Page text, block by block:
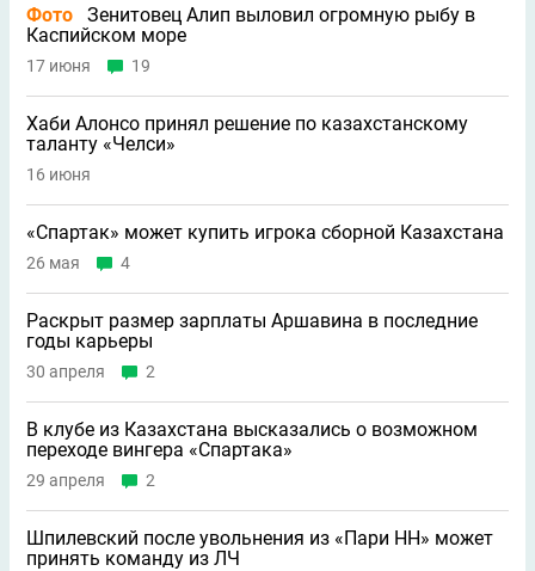
Фото
Зенитовец Алип выловил огромную рыбу в
Каспийском море
17 июня 19
Хаби Алонсо принял решение по казахстанскому
таланту «Челси»
16 июня
«Спартак» может купить игрока сборной Казахстана
26 мая 4
Раскрыт размер зарплаты Аршавина в последние
годы карьеры
30 апреля 2
В клубе из Казахстана высказались о возможном
переходе вингера «Спартака»
29 апреля 2
Шпилевский после увольнения из «Пари НН» может
принять команду из ЛЧ